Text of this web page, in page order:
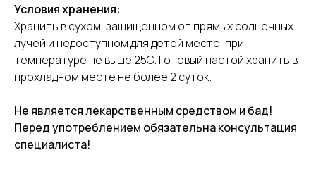
Условия хранения:
Хранить в сухом, защищенном от прямых солнечных
лучей и недоступном для детей месте, при
температуре не выше 25С. Готовый настой хранить в
прохладном месте не более 2 суток.
Не является лекарственным средством и бад!
Перед употреблением обязательна консультация
специалиста!